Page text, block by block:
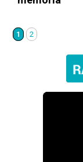
1 2